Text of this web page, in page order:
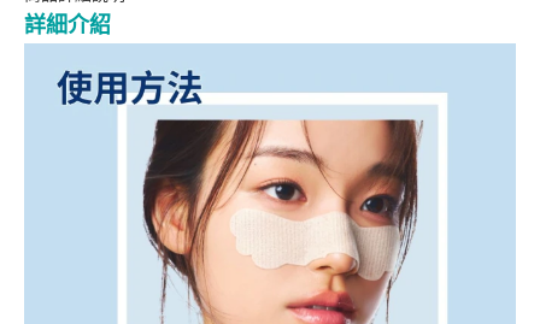
詳細介紹